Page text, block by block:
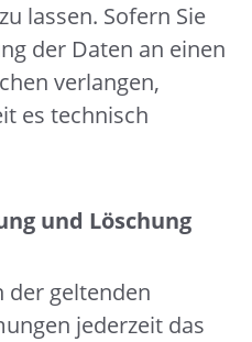
lassen. Sofern Sie
der Daten an einen
verlangen,
es technisch
und Löschung
der geltenden
jederzeit das